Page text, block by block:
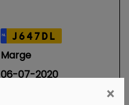
NL J647DL
Marge
06-07-2020
×